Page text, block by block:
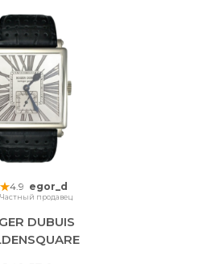
4.9 egor_d
Частный продавец
DUBUIS